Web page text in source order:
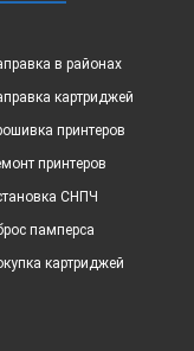
в районах
картриджей
принтеров
принтеров
СНПЧ
памперса
картриджей